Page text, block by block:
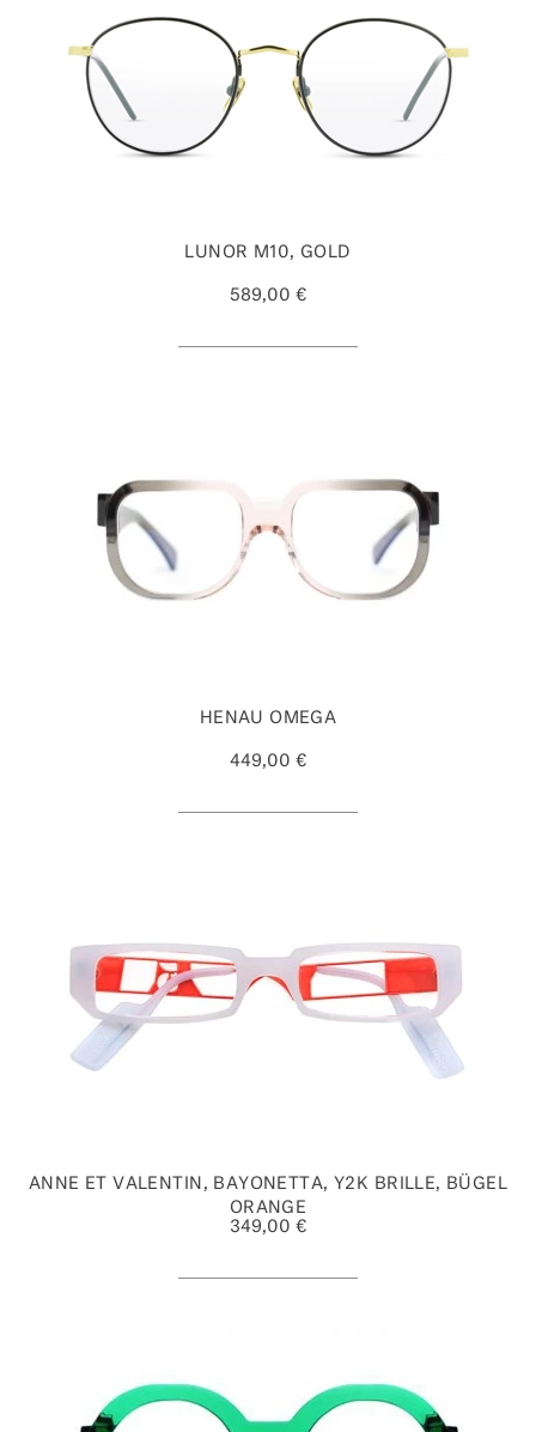
LUNOR M10, GOLD
589,00 €
HENAU OMEGA
449,00 €
ANNE ET VALENTIN, BAYONETTA, Y2K BRILLE, BÜGEL
ORANGE
349,00 €